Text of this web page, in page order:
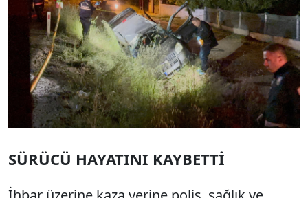
SÜRÜCÜ HAYATINI KAYBETTİ